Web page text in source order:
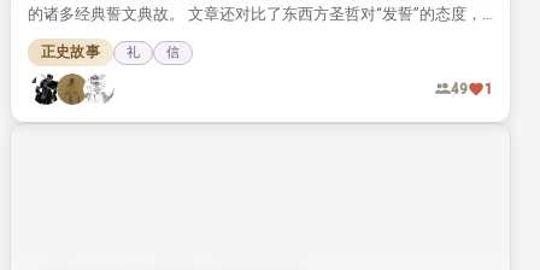
的诸多经典誓文典故。 文章还对比了东西方圣哲对“发誓”的态度，
发现二者对誓的庄重要求高度契合。
正史故事 礼 信
49 1